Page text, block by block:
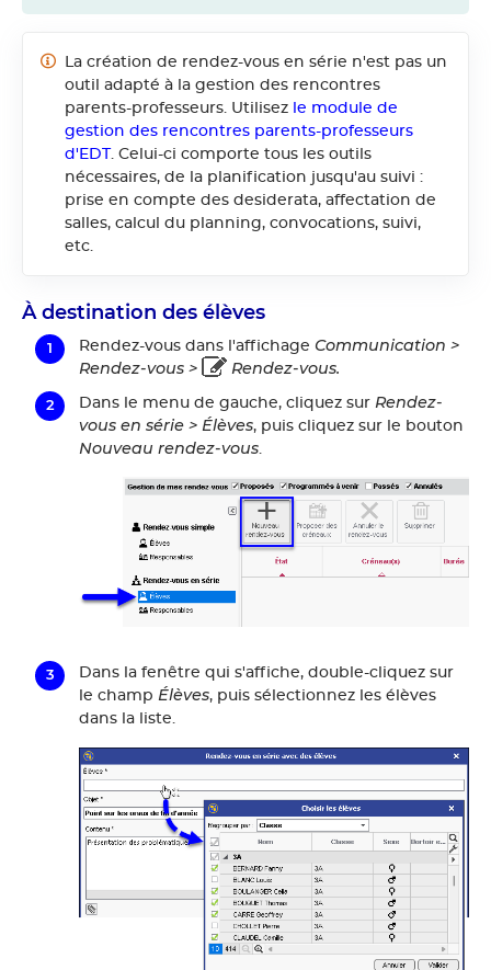
La création de rendez-vous en série n'est pas un
outil adapté à la gestion des rencontres
parents-professeurs. Utilisez le module de
gestion des rencontres parents-professeurs
d'EDT. Celui-ci comporte tous les outils
nécessaires, de la planification jusqu'au suivi :
prise en compte des desiderata, affectation de
salles, calcul du planning, convocations, suivi,
etc.
À destination des élèves
Rendez-vous dans l'affichage Communication >
Rendez-vous >
Rendez-vous.
Dans le menu de gauche, cliquez sur Rendez-
vous en série > Élèves, puis cliquez sur le bouton
Nouveau rendez-vous.
Dans la fenêtre qui s'affiche, double-cliquez sur
le champ Élèves, puis sélectionnez les élèves
dans la liste.